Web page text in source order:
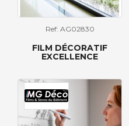
Ref: AG02830
FILM DÉCORATIF
EXCELLENCE